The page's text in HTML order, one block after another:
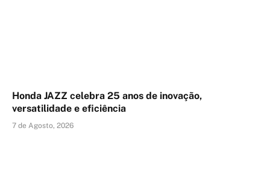
Honda JAZZ celebra 25 anos de inovação,
versatilidade e eficiência
7 de Agosto, 2026